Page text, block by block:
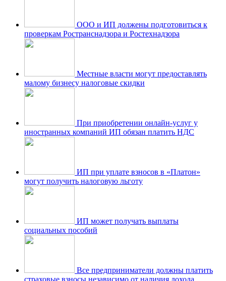
ООО и ИП должены подготовиться к
проверкам Ространснадзора и Ростехнадзора
Местные власти могут предоставлять
малому бизнесу налоговые скидки
При приобретении онлайн-услуг у
иностранных компаний ИП обязан платить НДС
ИП при уплате взносов в «Платон»
могут получить налоговую льготу
ИП может получать выплаты
социальных пособий
Все предприниматели должны платить
страховые взносы независимо от наличия дохода